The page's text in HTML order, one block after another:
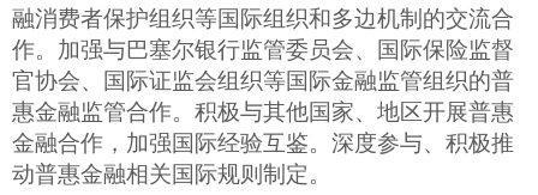
融消费者保护组织等国际组织和多边机制的交流合
作。加强与巴塞尔银行监管委员会、国际保险监督
官协会、国际证监会组织等国际金融监管组织的普
惠金融监管合作。积极与其他国家、地区开展普惠
金融合作，加强国际经验互鉴。深度参与、积极推
动普惠金融相关国际规则制定。